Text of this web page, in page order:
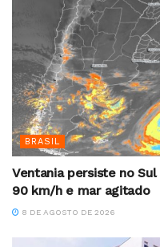
BRASIL
Ventania persiste no
90 km/h e mar agitado
8 DE AGOSTO DE 2026